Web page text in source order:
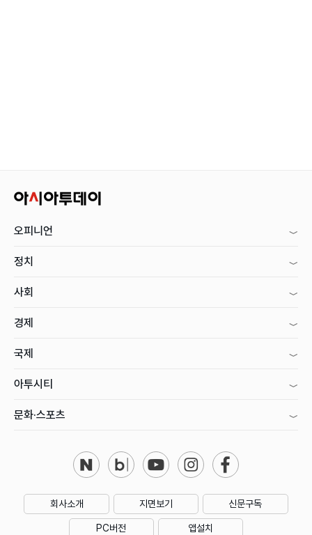
오피니언
정치
사회
경제
국제
아투시티
문화·스포츠
회사소개 지면보기 신문구독
PC버전 앱설치